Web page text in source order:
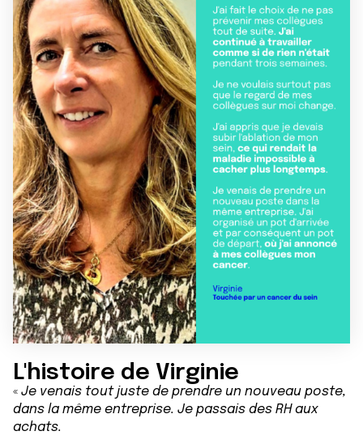
L'histoire de Virginie
« Je venais tout juste de prendre un nouveau poste,
dans la même entreprise. Je passais des RH aux
achats.